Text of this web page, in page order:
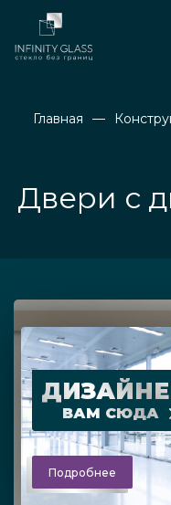
Главная
Двери с
ВАМ СЮДА
Подробнее